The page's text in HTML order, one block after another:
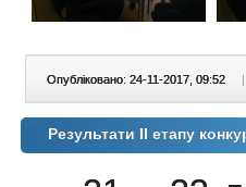
Опубліковано: 24-11-2017, 09:52 |
Результати ІІ етапу